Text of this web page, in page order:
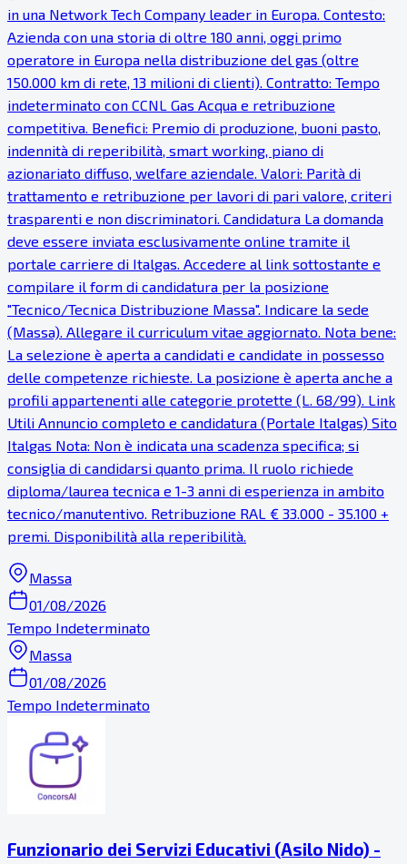
in una Network Tech Company leader in Europa. Contesto:
Azienda con una storia di oltre 180 anni, oggi primo
operatore in Europa nella distribuzione del gas (oltre
150.000 km di rete, 13 milioni di clienti). Contratto: Tempo
indeterminato con CCNL Gas Acqua e retribuzione
competitiva. Benefici: Premio di produzione, buoni pasto,
indennità di reperibilità, smart working, piano di
azionariato diffuso, welfare aziendale. Valori: Parità di
trattamento e retribuzione per lavori di pari valore, criteri
trasparenti e non discriminatori. Candidatura La domanda
deve essere inviata esclusivamente online tramite il
portale carriere di Italgas. Accedere al link sottostante e
compilare il form di candidatura per la posizione
"Tecnico/Tecnica Distribuzione Massa". Indicare la sede
(Massa). Allegare il curriculum vitae aggiornato. Nota bene:
La selezione è aperta a candidati e candidate in possesso
delle competenze richieste. La posizione è aperta anche a
profili appartenenti alle categorie protette (L. 68/99). Link
Utili Annuncio completo e candidatura (Portale Italgas) Sito
Italgas Nota: Non è indicata una scadenza specifica; si
consiglia di candidarsi quanto prima. Il ruolo richiede
diploma/laurea tecnica e 1-3 anni di esperienza in ambito
tecnico/manutentivo. Retribuzione RAL € 33.000 - 35.100 +
premi. Disponibilità alla reperibilità.
Massa
01/08/2026
Tempo Indeterminato
Massa
01/08/2026
Tempo Indeterminato
Funzionario dei Servizi Educativi (Asilo Nido) -